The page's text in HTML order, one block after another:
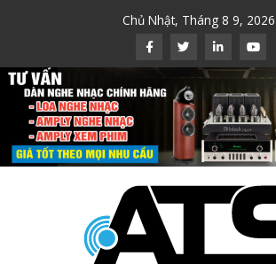
Chủ Nhật, Tháng 8 9, 2026